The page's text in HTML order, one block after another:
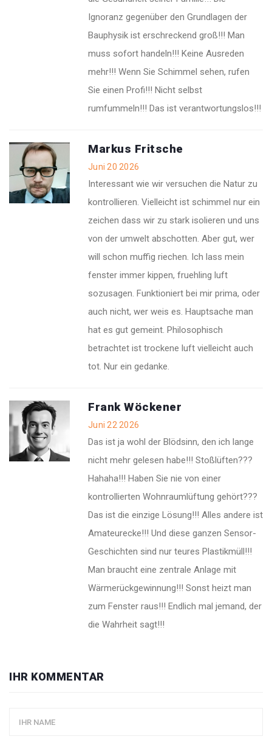
Ignoranz gegenüber den Grundlagen der
Bauphysik ist erschreckend groß!!! Man
muss sofort handeln!!! Keine Ausreden
mehr!!! Wenn Sie Schimmel sehen, rufen
Sie einen Profi!!! Nicht selbst
rumfummeln!!! Das ist verantwortungslos!!!
Markus Fritsche
Juni 20 2026
Interessant wie wir versuchen die Natur zu
kontrollieren. Vielleicht ist schimmel nur ein
zeichen dass wir zu stark isolieren und uns
von der umwelt abschotten. Aber gut, wer
will schon muffig riechen. Ich lass mein
fenster immer kippen, fruehling luft
sozusagen. Funktioniert bei mir prima, oder
auch nicht, wer weis es. Hauptsache man
hat es gut gemeint. Philosophisch
betrachtet ist trockene luft vielleicht auch
tot. Nur ein gedanke.
Frank Wöckener
Juni 22 2026
Das ist ja wohl der Blödsinn, den ich lange
nicht mehr gelesen habe!!! Stoßlüften???
Hahaha!!! Haben Sie nie von einer
kontrollierten Wohnraumlüftung gehört???
Das ist die einzige Lösung!!! Alles andere ist
Amateurecke!!! Und diese ganzen Sensor-
Geschichten sind nur teures Plastikmüll!!!
Man braucht eine zentrale Anlage mit
Wärmerückgewinnung!!! Sonst heizt man
zum Fenster raus!!! Endlich mal jemand, der
die Wahrheit sagt!!!
IHR KOMMENTAR